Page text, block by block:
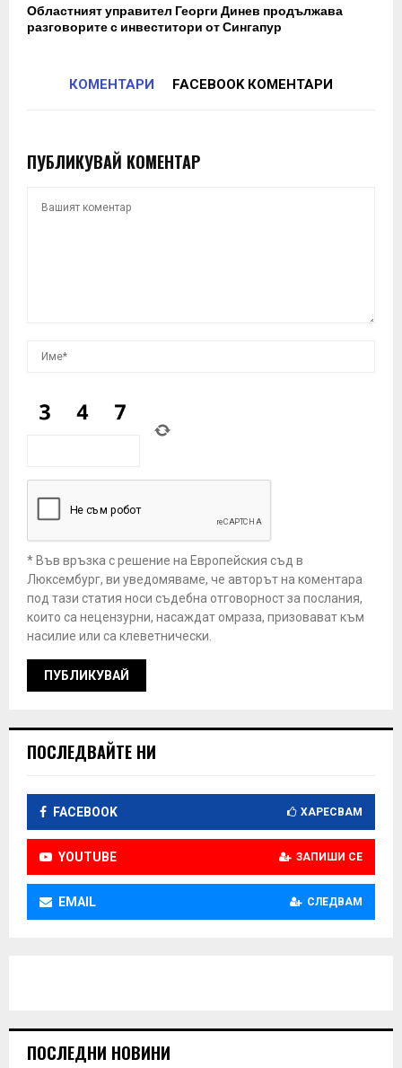
Областният управител Георги Динев продължава
разговорите с инвеститори от Сингапур
КОМЕНТАРИ FACEBOOK КОМЕНТАРИ
ПУБЛИКУВАЙ КОМЕНТАР
* Във връзка с решение на Европейския съд в
Люксембург, ви уведомяваме, че авторът на коментара
под тази статия носи съдебна отговорност за послания,
които са нецензурни, насаждат омраза, призовават към
насилие или са клеветнически.
ПОСЛЕДВАЙТЕ НИ
FACEBOOK ХАРЕСВАМ
YOUTUBE ЗАПИШИ СЕ
EMAIL СЛЕДВАМ
ПОСЛЕДНИ НОВИНИ